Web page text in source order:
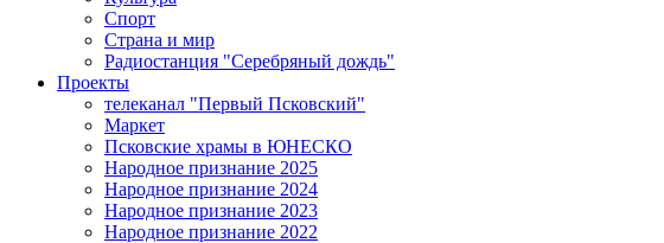
Спорт
Страна и мир
Радиостанция "Серебряный дождь"
Проекты
телеканал "Первый Псковский"
Маркет
Псковские храмы в ЮНЕСКО
Народное признание 2025
Народное признание 2024
Народное признание 2023
Народное признание 2022